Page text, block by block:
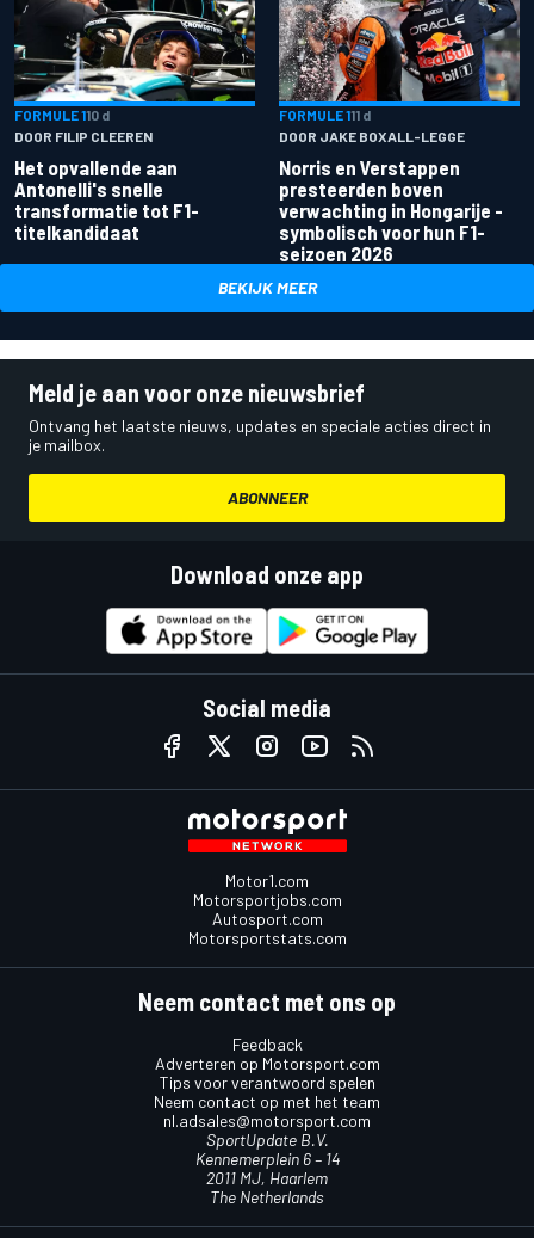
FORMULE 110 d
DOOR FILIP CLEEREN
Het opvallende aan
Antonelli's snelle
transformatie tot F1-
titelkandidaat
FORMULE 111 d
DOOR JAKE BOXALL-LEGGE
Norris en Verstappen
presteerden boven
verwachting in Hongarije -
symbolisch voor hun F1-
seizoen 2026
BEKIJK MEER
Meld je aan voor onze nieuwsbrief
Ontvang het laatste nieuws, updates en speciale acties direct in
je mailbox.
ABONNEER
Download onze app
Social media
Motor1.com
Motorsportjobs.com
Autosport.com
Motorsportstats.com
Neem contact met ons op
Feedback
Adverteren op Motorsport.com
Tips voor verantwoord spelen
Neem contact op met het team
nl.adsales@motorsport.com
SportUpdate B.V.
Kennemerplein 6 – 14
2011 MJ, Haarlem
The Netherlands